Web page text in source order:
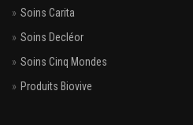
Soins Carita
Soins Decléor
Soins Cinq Mondes
Produits Biovive